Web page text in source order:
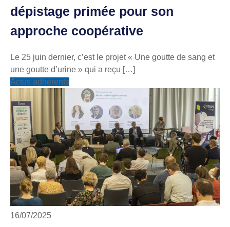
dépistage primée pour son
approche coopérative
Le 25 juin dernier, c’est le projet « Une goutte de sang et
une goutte d’urine » qui a reçu […]
Actus adhérents
16/07/2025